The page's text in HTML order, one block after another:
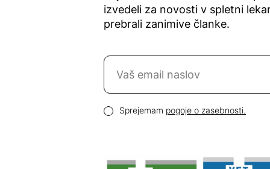
Aptamil
Aqtivo
AquaUltra
Arkopharma
Ascolip
AstraVita
izvedeli za novosti v spletni
prebrali zanimive članke.
Naročite se na novice
Pogoji zasebnosti
Sprejemam pogoje o zasebnosti.